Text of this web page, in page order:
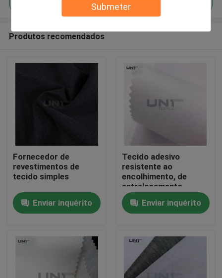
Submeter
Para casa
Produtos
Sobre nós
Produtos recomendados
Fornecedor de
revestimentos de
tecido simples
Enviar inquérito
Tecido adesivo
resistente ao
encolhimento, de
entrelaçamento
fusível de 112 cm
Enviar inquérito